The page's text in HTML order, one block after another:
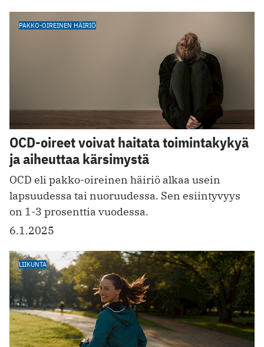
PAKKO-OIREINEN HÄIRIÖ
OCD-oireet voivat haitata toimintakykyä
ja aiheuttaa kärsimystä
OCD eli pakko-oireinen häiriö alkaa usein
lapsuudessa tai nuoruudessa. Sen esiintyvyys
on 1-3 prosenttia vuodessa.
6.1.2025
LIIKUNTA